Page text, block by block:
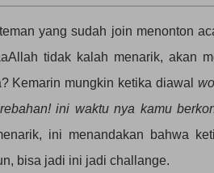
yang sudah join menonton
tidak kalah menarik, akan
Kemarin mungkin ketika diawal
ini waktu nya kamu
ini menandakan bahwa
bisa jadi ini jadi challange.